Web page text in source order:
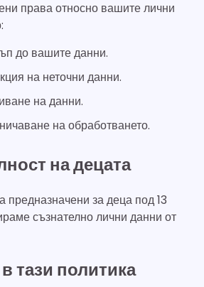
права относно вашите лични
до вашите данни.
на неточни данни.
на данни.
на обработването.
на децата
предназначени за деца под 13
съзнателно лични данни от
тази политика